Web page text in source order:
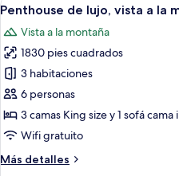
vista
océano
todas
las
fotos
de
Penthouse
de
lujo,
a
43
Penthouse de lujo, vista a la
Vista a la montaña
1830 pies cuadrados
3 habitaciones
6 personas
3 camas King size y 1 sofá
Wifi gratuito
Más detalles
Más